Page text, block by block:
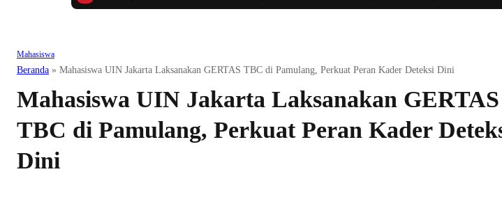
Mahasiswa
Beranda » Mahasiswa UIN Jakarta Laksanakan GERTAS TBC di Pamulang, Perkuat Peran Kader Deteksi Dini
Mahasiswa UIN Jakarta Laksanakan GERTAS
TBC di Pamulang, Perkuat Peran Kader
Dini